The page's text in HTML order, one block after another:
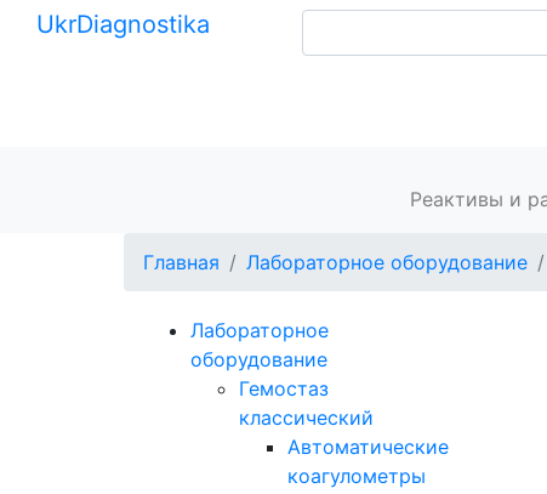
UkrDiagnostika
Реактивы и
Главная Лабораторное оборудование
Лабораторное
оборудование
Гемостаз
классический
Автоматические
коагулометры